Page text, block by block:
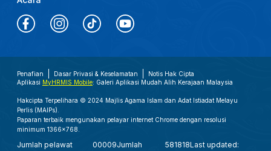
Penafian Dasar Privasi & Keselamatan
Notis Hak Cipta
Aplikasi MyHRMIS Mobile: Galeri Aplikasi Mudah Alih Kerajaan Malaysia
Hakcipta Terpelihara © 2024 Majlis Agama Islam dan Adat Istiadat Melayu
Perlis (MAIPs).
Paparan terbaik mengunakan pelayar internet Chrome dengan resolusi
minimum 1366x768.
Jumlah pelawat 00009Jumlah 581818Last updated: